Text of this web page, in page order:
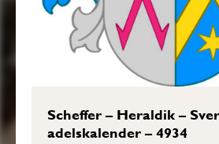
Scheffer – Heraldik –
adelskalender – 4934